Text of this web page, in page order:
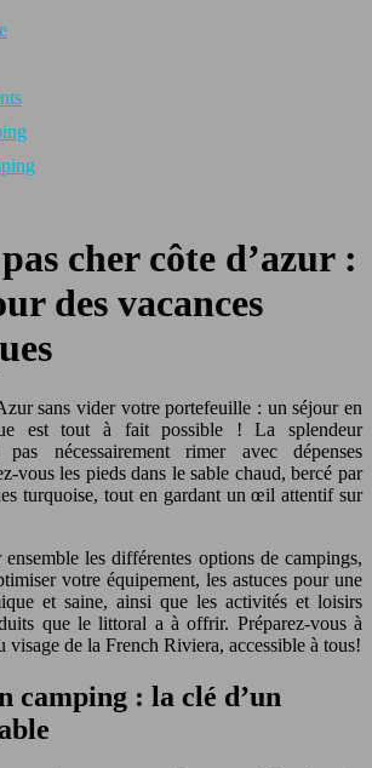
cher côte d’azur :
des vacances
sans vider votre portefeuille : un séjour en
est tout à fait possible ! La splendeur
nécessairement rimer avec dépenses
vous les pieds dans le sable chaud, bercé par
turquoise, tout en gardant un œil attentif sur
les différentes options de campings,
votre équipement, les astuces pour une
et saine, ainsi que les activités et loisirs
que le littoral a à offrir. Préparez-vous à
visage de la French Riviera, accessible à tous!
camping : la clé d’un